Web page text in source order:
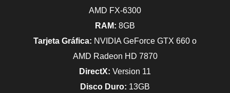
AMD FX-6300
RAM: 8GB
Tarjeta Gráfica: NVIDIA GeForce GTX 660 o
AMD Radeon HD 7870
DirectX: Version 11
Disco Duro: 13GB